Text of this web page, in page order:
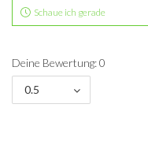
Schaue ich gerade
Deine Bewertung: 0
0.5